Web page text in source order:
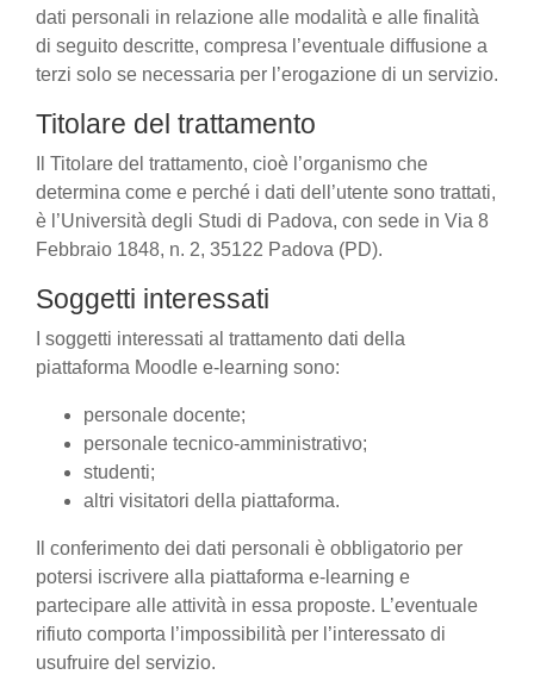
dati personali in relazione alle modalità e alle finalità
di seguito descritte, compresa l’eventuale diffusione a
terzi solo se necessaria per l’erogazione di un servizio.
Titolare del trattamento
Il Titolare del trattamento, cioè l’organismo che
determina come e perché i dati dell’utente sono trattati,
è l’Università degli Studi di Padova, con sede in Via 8
Febbraio 1848, n. 2, 35122 Padova (PD).
Soggetti interessati
I soggetti interessati al trattamento dati della
piattaforma Moodle e-learning sono:
personale docente;
personale tecnico-amministrativo;
studenti;
altri visitatori della piattaforma.
Il conferimento dei dati personali è obbligatorio per
potersi iscrivere alla piattaforma e-learning e
partecipare alle attività in essa proposte. L’eventuale
rifiuto comporta l’impossibilità per l’interessato di
usufruire del servizio.